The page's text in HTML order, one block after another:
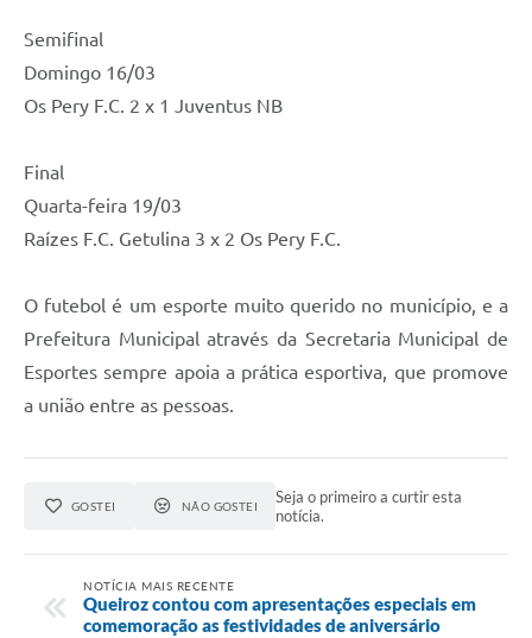
Semifinal
Domingo 16/03
Os Pery F.C. 2 x 1 Juventus NB
Final
Quarta-feira 19/03
Raízes F.C. Getulina 3 x 2 Os Pery F.C.
O futebol é um esporte muito querido no município, e a
Prefeitura Municipal através da Secretaria Municipal de
Esportes sempre apoia a prática esportiva, que promove
a união entre as pessoas.
GOSTEI NÃO GOSTEI
Seja o primeiro a curtir esta
notícia.
NOTÍCIA MAIS RECENTE
Queiroz contou com apresentações especiais em
comemoração as festividades de aniversário